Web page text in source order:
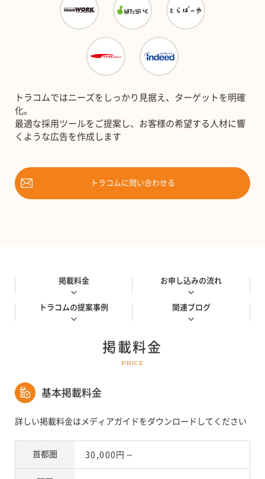
トラコムではニーズをしっかり見据え、ターゲットを明確
化。
最適な採用ツールをご提案し、お客様の希望する人材に響
くような広告を作成します
トラコムに問い合わせる
掲載料金 お申し込みの流れ
トラコムの提案事例 関連ブログ
掲載料金
PRICE
基本掲載料金
詳しい掲載料金はメディアガイドをダウンロードしてください
首都圏 30,000円～